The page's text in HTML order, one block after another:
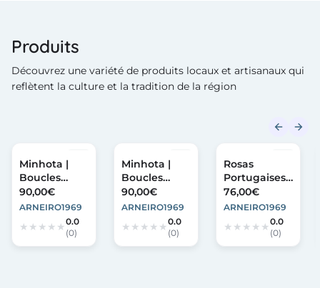
Produits
Découvrez une variété de produits locaux et artisanaux qui
reflètent la culture et la tradition de la région
Minhota |
Boucles
d’oreilles
avec perle –
90,00€
ARNEIRO1969
0.0
(0)
Minhota |
Boucles
d’oreilles
avec perle –
90,00€
ARNEIRO1969
0.0
(0)
Rosas
Portugaises |
Collier Émail
M
76,00€
ARNEIRO1969
0.0
(0)